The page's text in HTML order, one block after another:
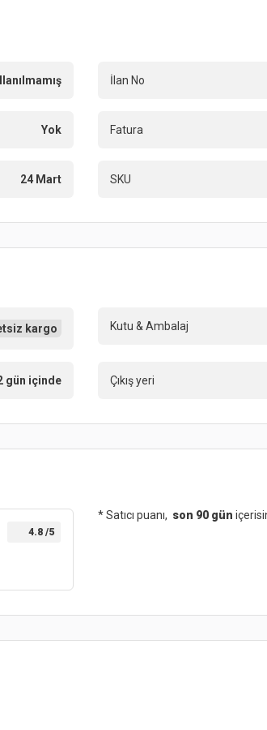
İlan No
Yok Fatura
24 Mart SKU
kargo Kutu & Ambalaj
gün içinde Çıkış yeri
4.8 /5
* Satıcı puanı, son 90 gün